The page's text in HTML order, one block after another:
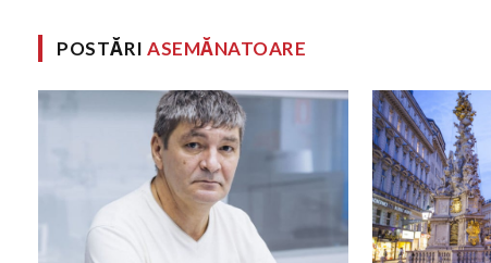
POSTĂRIASEMĂNATOARE